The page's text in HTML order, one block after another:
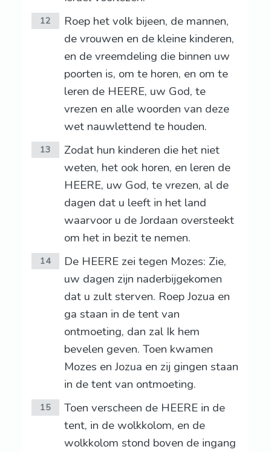
12
Roep het volk bijeen, de mannen,
de vrouwen en de kleine kinderen,
en de vreemdeling die binnen uw
poorten is, om te horen, en om te
leren de HEERE, uw God, te
vrezen en alle woorden van deze
wet nauwlettend te houden.
13
Zodat hun kinderen die het niet
weten, het ook horen, en leren de
HEERE, uw God, te vrezen, al de
dagen dat u leeft in het land
waarvoor u de Jordaan oversteekt
om het in bezit te nemen.
14
De HEERE zei tegen Mozes: Zie,
uw dagen zijn naderbijgekomen
dat u zult sterven. Roep Jozua en
ga staan in de tent van
ontmoeting, dan zal Ik hem
bevelen geven. Toen kwamen
Mozes en Jozua en zij gingen staan
in de tent van ontmoeting.
15
Toen verscheen de HEERE in de
tent, in de wolkkolom, en de
wolkkolom stond boven de ingang